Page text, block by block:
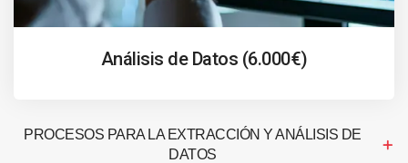
Análisis de Datos (6.000€)
PROCESOS PARA LA EXTRACCIÓN Y ANÁLISIS DE
DATOS